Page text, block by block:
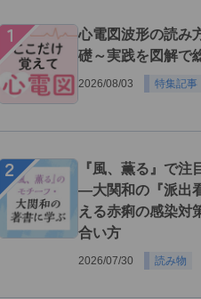
１
心電図波形の読み
礎～実践を図解で
2026/08/03 特集記事
２
『風、薫る』で注
―大関和の『派出
える赤痢の感染対
合い方
2026/07/30 読み物